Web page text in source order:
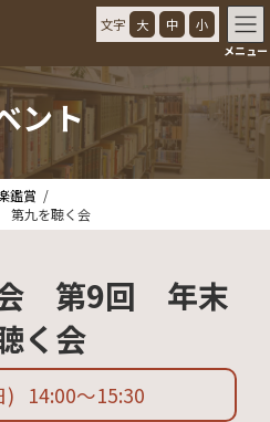
文字 大 中 小
メニュー
ント
鑑賞
九を聴く会
会 第9回 年末
く会
) 14:00〜15:30